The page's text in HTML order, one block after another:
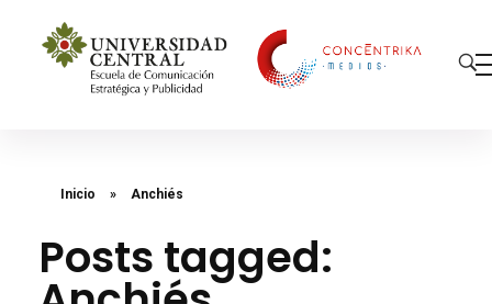
Inicio » Anchiés
Posts tagged: